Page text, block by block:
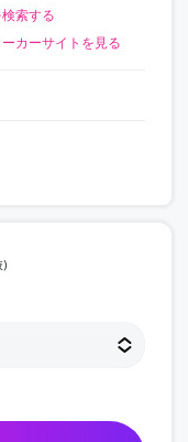
索する
ーカーサイトを見る
)